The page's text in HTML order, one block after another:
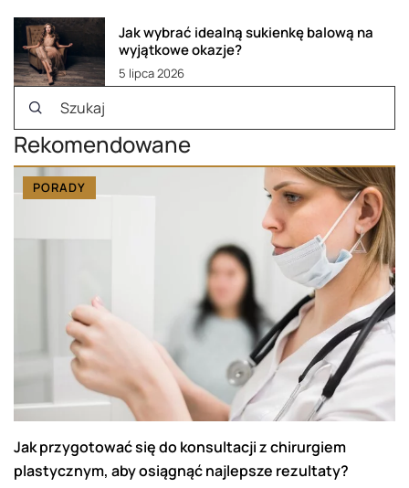
Jak wybrać idealną sukienkę balową na
wyjątkowe okazje?
5 lipca 2026
Rekomendowane
PORADY
Jak przygotować się do konsultacji z chirurgiem
plastycznym, aby osiągnąć najlepsze rezultaty?